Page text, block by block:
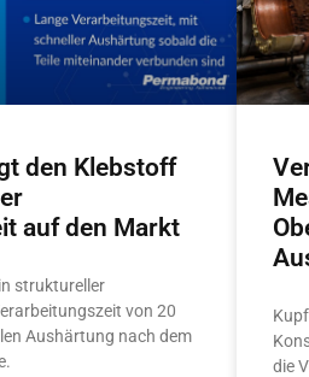
den Klebstoff
auf den Markt
struktureller
von 20
Aushärtung nach dem
die